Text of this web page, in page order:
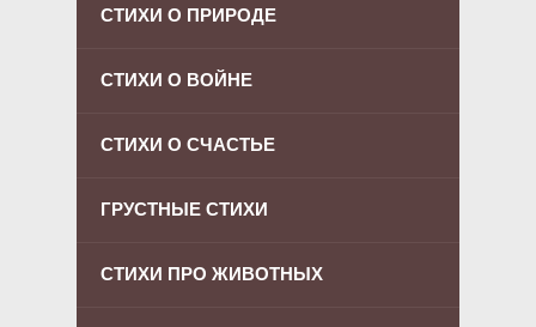
СТИХИ О ПРИРОДЕ
СТИХИ О ВОЙНЕ
СТИХИ О СЧАСТЬЕ
ГРУСТНЫЕ СТИХИ
СТИХИ ПРО ЖИВОТНЫХ